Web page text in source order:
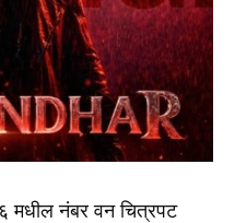
मधील नंबर वन चित्रपट